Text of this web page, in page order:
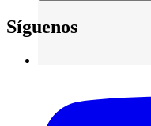
Síguenos